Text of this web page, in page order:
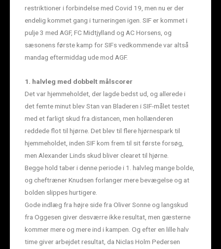
restriktioner i forbindelse med Covid 19, men nu er der
endelig kommet gang i turneringen igen. SIF er kommet i
pulje 3 med AGF, FC Midtjylland og AC Horsens, og
sæsonens første kamp for SIFs vedkommende var altså
mandag eftermiddag ude mod AGF.
1. halvleg med dobbelt målscorer
Det var hjemmeholdet, der lagde bedst ud, og allerede i
det femte minut blev Stan van Bladeren i SIF-målet testet
med et farligt skud fra distancen, men hollænderen
reddede flot til hjørne. Det blev til flere hjørnespark til
hjemmeholdet, inden SIF kom frem til sit første forsøg,
men Alexander Linds skud bliver clearet til hjørne.
Begge hold taber i denne periode i 1. halvleg mange bolde,
og cheftræner Knudsen forlanger mere bevægelse og at
bolden slippes hurtigere.
Gode indlæg fra højre side fra Oliver Sonne og langskud
fra Oggesen giver desværre ikke resultat, men gæsterne
kommer mere og mere ind i kampen. Og efter en lille halv
time giver arbejdet resultat, da Niclas Holm Pedersen